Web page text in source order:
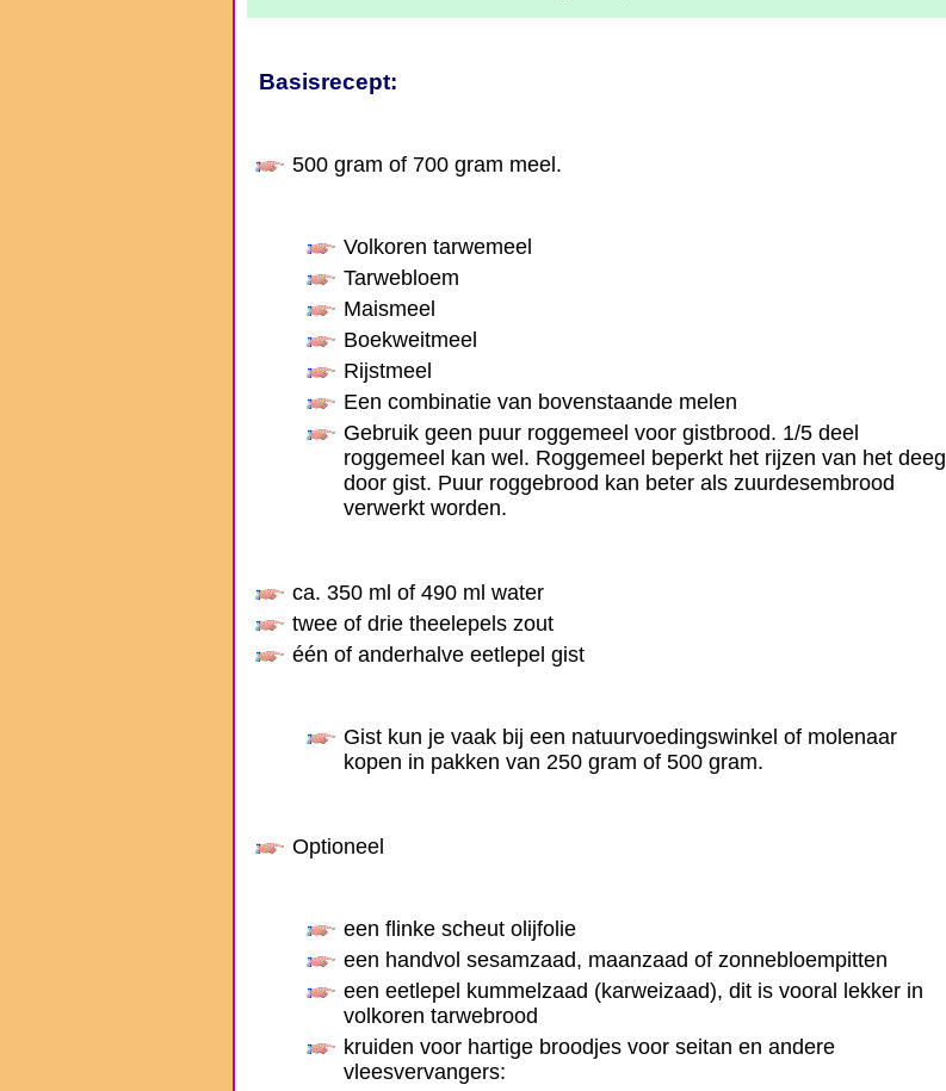
Basisrecept:
500 gram of 700 gram meel.
Volkoren tarwemeel
Tarwebloem
Maismeel
Boekweitmeel
Rijstmeel
Een combinatie van bovenstaande melen
Gebruik geen puur roggemeel voor gistbrood. 1/5 deel
roggemeel kan wel. Roggemeel beperkt het rijzen van het deeg
door gist. Puur roggebrood kan beter als zuurdesembrood
verwerkt worden.
ca. 350 ml of 490 ml water
twee of drie theelepels zout
één of anderhalve eetlepel gist
Gist kun je vaak bij een natuurvoedingswinkel of molenaar
kopen in pakken van 250 gram of 500 gram.
Optioneel
een flinke scheut olijfolie
een handvol sesamzaad, maanzaad of zonnebloempitten
een eetlepel kummelzaad (karweizaad), dit is vooral lekker in
volkoren tarwebrood
kruiden voor hartige broodjes voor seitan en andere
vleesvervangers: